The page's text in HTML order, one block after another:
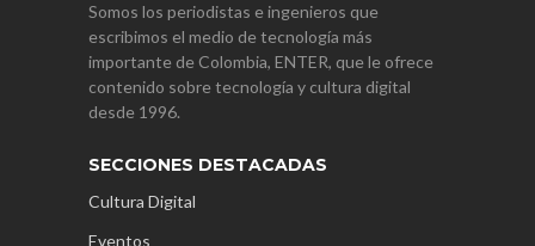
Somos los periodistas e ingenieros que
escribimos el medio de tecnología más
importante de Colombia, ENTER, que le ofrece
contenido sobre tecnología y cultura digital
desde 1996.
SECCIONES DESTACADAS
Cultura Digital
Eventos